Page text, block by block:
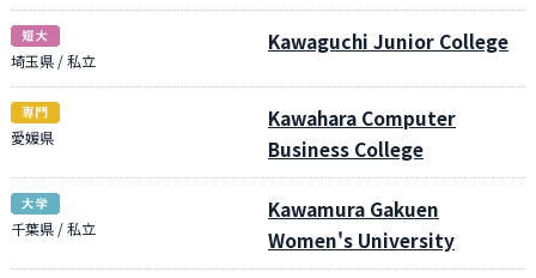
埼玉県 / 私立
Kawaguchi Junior College
愛媛県
Kawahara Computer
Business College
千葉県 / 私立
Kawamura Gakuen
Women's University